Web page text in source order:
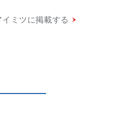
イミツに掲載する